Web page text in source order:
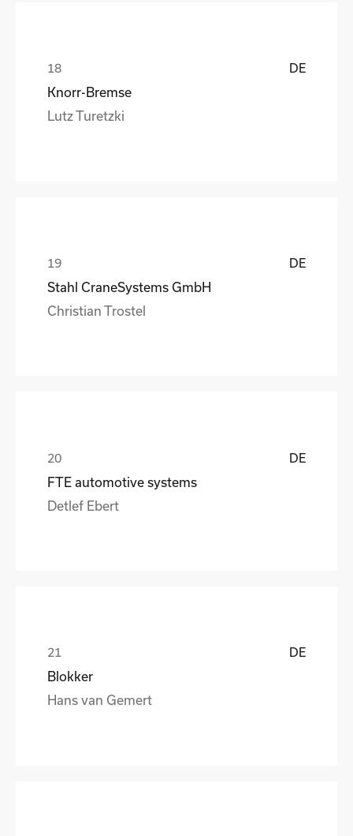
DE
Knorr-Bremse
Lutz Turetzki
DE
Stahl CraneSystems GmbH
Christian Trostel
DE
FTE automotive systems
Detlef Ebert
DE
Blokker
Hans van Gemert